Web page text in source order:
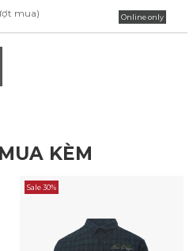
Online only
mua)
KÈM
Sale 30%